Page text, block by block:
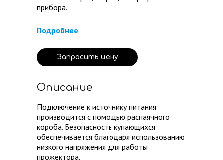
прибора.
Подробнее
Запросить цену
Описание
Подключение к источнику питания
производится с помощью распаячного
короба. Безопасность купающихся
обеспечивается благодаря использованию
низкого напряжения для работы
прожектора.